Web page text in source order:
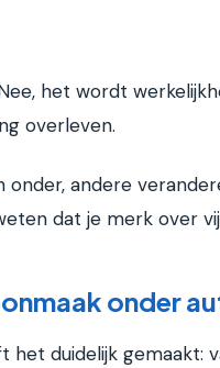
het wordt
overleven.
onder, andere
dat je merk over
onder
het duidelijk gemaakt: